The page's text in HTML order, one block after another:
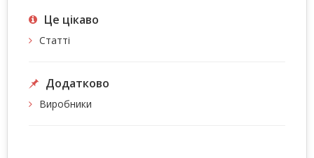
Це цiкаво
Статті
Додатково
Виробники